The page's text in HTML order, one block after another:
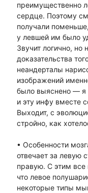
преимущественно
сердце. Поэтому
получали
у левшей им было
Звучит логично, но
доказательства
неандерталы
изображений
было выяснено — я
и эту инфу вместе
Выходит, с
стройно, как
• Особенности
отвечает за левую
правую. С этим все
что левое
некоторые типы